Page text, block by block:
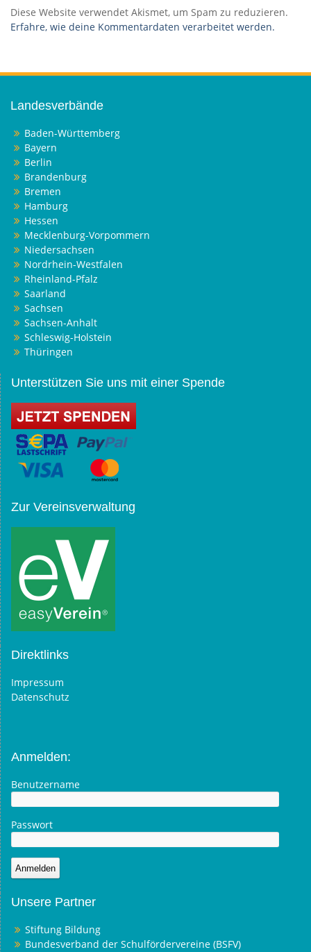
Diese Website verwendet Akismet, um Spam zu reduzieren.
Erfahre, wie deine Kommentardaten verarbeitet werden.
Landesverbände
Baden-Württemberg
Bayern
Berlin
Brandenburg
Bremen
Hamburg
Hessen
Mecklenburg-Vorpommern
Niedersachsen
Nordrhein-Westfalen
Rheinland-Pfalz
Saarland
Sachsen
Sachsen-Anhalt
Schleswig-Holstein
Thüringen
Unterstützen Sie uns mit einer Spende
Zur Vereinsverwaltung
Direktlinks
Impressum
Datenschutz
Anmelden:
Benutzername
Passwort
Unsere Partner
Stiftung Bildung
Bundesverband der Schulfördervereine (BSFV)